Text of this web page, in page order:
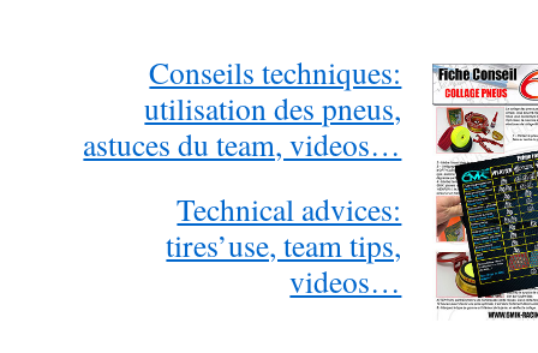
Conseils techniques:
utilisation des pneus,
astuces du team, videos…
Technical advices:
tires’use, team tips,
videos…